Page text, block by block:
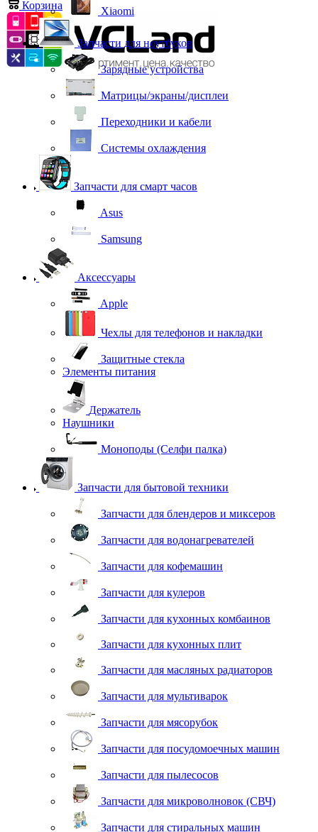
Корзина Xiaomi
Запчасти для ноутбуков
Зарядные устройства
Матрицы/экраны/дисплеи
Переходники и кабели
Системы охлаждения
Запчасти для смарт часов
Asus
Samsung
Аксессуары
Apple
Чехлы для телефонов и накладки
Защитные стекла
Элементы питания
Держатель
Наушники
Моноподы (Селфи палка)
Запчасти для бытовой техники
Запчасти для блендеров и миксеров
Запчасти для водонагревателей
Запчасти для кофемашин
Запчасти для кулеров
Запчасти для кухонных комбаинов
Запчасти для кухонных плит
Запчасти для масляных радиаторов
Запчасти для мультиварок
Запчасти для мясорубок
Запчасти для посудомоечных машин
Запчасти для пылесосов
Запчасти для микроволновок (СВЧ)
Запчасти для стиральных машин